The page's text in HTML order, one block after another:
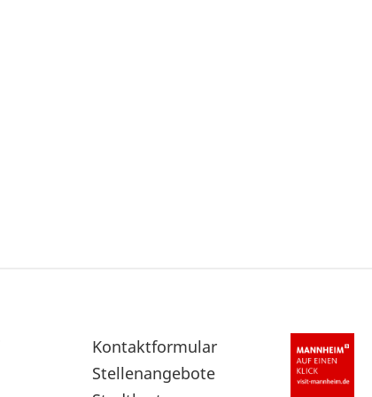
Sekundärnavigation
im
Kontaktformular
Stellenangebote